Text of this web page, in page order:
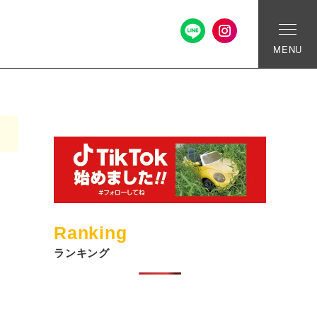
MENU
Ranking
ランキング